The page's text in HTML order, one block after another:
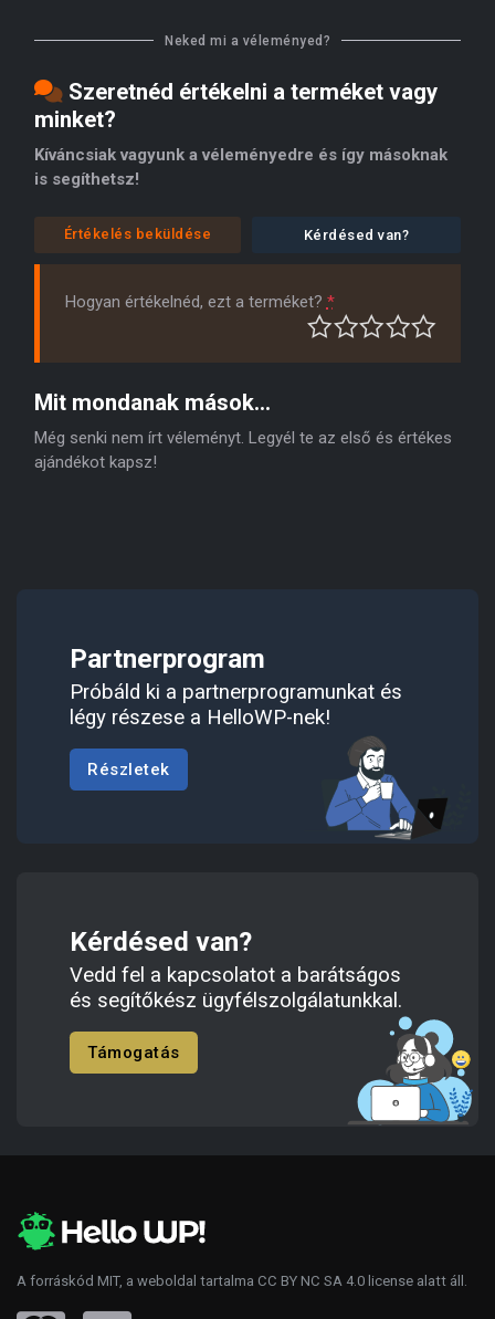
Neked mi a véleményed?
Szeretnéd értékelni a terméket vagy
minket?
Kíváncsiak vagyunk a véleményedre és így másoknak
is segíthetsz!
Értékelés beküldése Kérdésed van?
Hogyan értékelnéd, ezt a terméket? *
Mit mondanak mások...
Még senki nem írt véleményt. Legyél te az első és értékes
ajándékot kapsz!
Partnerprogram
Próbáld ki a partnerprogramunkat és
légy részese a HelloWP-nek!
Részletek
Kérdésed van?
Vedd fel a kapcsolatot a barátságos
és segítőkész ügyfélszolgálatunkkal.
Támogatás
A forráskód MIT, a weboldal tartalma CC BY NC SA 4.0 license alatt áll.